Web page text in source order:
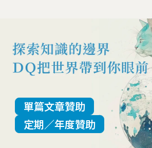
單篇文章贊助
定期／年度贊助